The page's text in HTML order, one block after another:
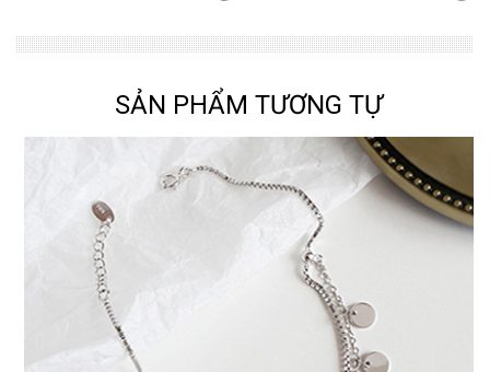
SẢN PHẨM TƯƠNG TỰ